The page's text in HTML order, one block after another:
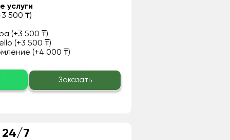
услуги
500 ₸)
(+3 500 ₸)
(+3 500 ₸)
(+4 000 ₸)
Заказать
24/7